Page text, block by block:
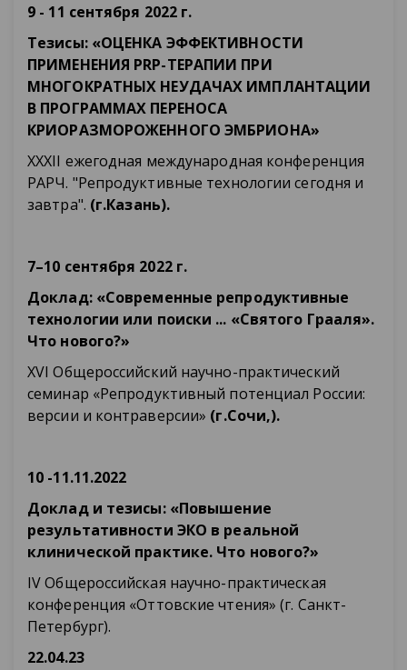
9 - 11 сентября 2022 г.
Тезисы: «ОЦЕНКА ЭФФЕКТИВНОСТИ
ПРИМЕНЕНИЯ PRP-ТЕРАПИИ ПРИ
МНОГОКРАТНЫХ НЕУДАЧАХ ИМПЛАНТАЦИИ
В ПРОГРАММАХ ПЕРЕНОСА
КРИОРАЗМОРОЖЕННОГО ЭМБРИОНА»
XXXII ежегодная международная конференция
РАРЧ. "Репродуктивные технологии сегодня и
завтра". (г.Казань).
7–10 сентября 2022 г.
Доклад: «Современные репродуктивные
технологии или поиски ... «Святого Грааля».
Что нового?»
XVI Общероссийский научно-практический
семинар «Репродуктивный потенциал России:
версии и контраверсии» (г.Сочи,).
10 -11.11.2022
Доклад и тезисы: «Повышение
результативности ЭКО в реальной
клинической практике. Что нового?»
IV Общероссийская научно-практическая
конференция «Оттовские чтения» (г. Санкт-
Петербург).
22.04.23